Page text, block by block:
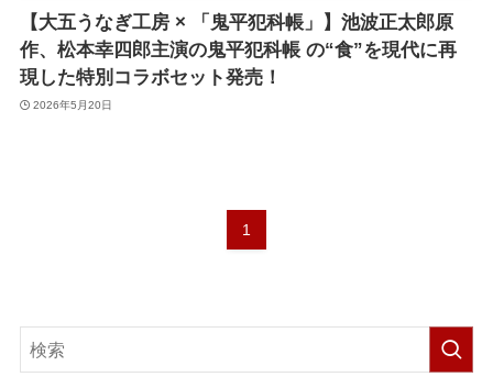
【大五うなぎ工房 × 「鬼平犯科帳」】池波正太郎原
作、松本幸四郎主演の鬼平犯科帳 の“食”を現代に再
現した特別コラボセット発売！
2026年5月20日
1